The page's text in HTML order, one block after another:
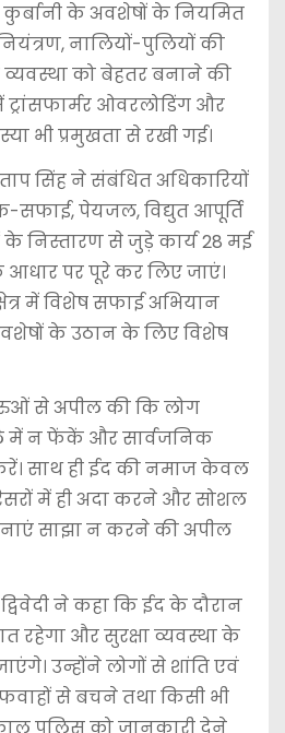
कुर्बानी के अवशेषों के नियमित
नालियों-पुलियों की
को बेहतर बनाने की
ट्रांसफार्मर ओवरलोडिंग और
भी प्रमुखता से रखी गई।
सिंह ने संबंधित अधिकारियों
सफाई, पेयजल, विद्युत आपूर्ति
निस्तारण से जुड़े कार्य 28 मई
पर पूरे कर लिए जाएं।
में विशेष सफाई अभियान
के उठान के लिए विशेष
से अपील की कि लोग
में न फेंकें और सार्वजनिक
साथ ही ईद की नमाज केवल
में ही अदा करने और सोशल
साझा न करने की अपील
ने कहा कि ईद के दौरान
रहेगा और सुरक्षा व्यवस्था के
उन्होंने लोगों से शांति एवं
से बचने तथा किसी भी